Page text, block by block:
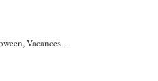
Vacances....